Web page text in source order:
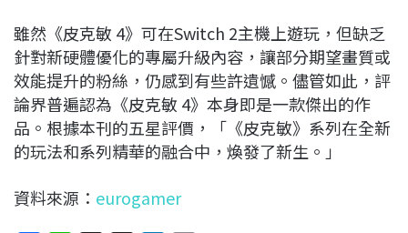
雖然《皮克敏 4》可在Switch 2主機上遊玩，但缺乏
針對新硬體優化的專屬升級內容，讓部分期望畫質或
效能提升的粉絲，仍感到有些許遺憾。儘管如此，評
論界普遍認為《皮克敏 4》本身即是一款傑出的作
品。根據本刊的五星評價，「《皮克敏》系列在全新
的玩法和系列精華的融合中，煥發了新生。」
資料來源： eurogamer